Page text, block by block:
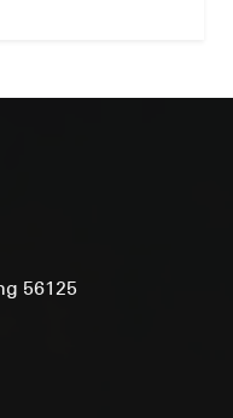
56125